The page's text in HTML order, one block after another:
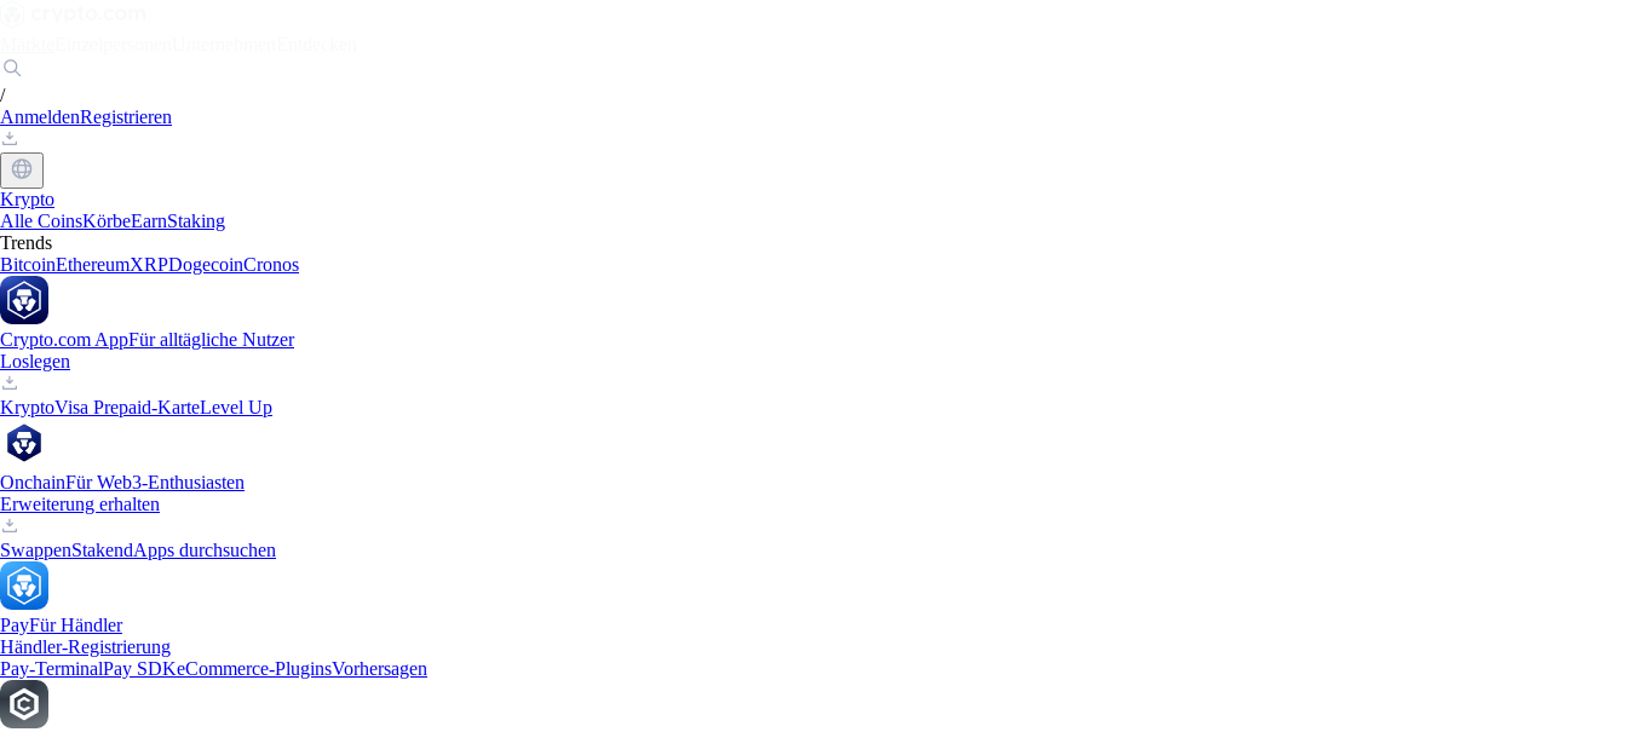
/
AnmeldenRegistrieren
Krypto
Alle CoinsKörbeEarnStaking
Trends
BitcoinEthereumXRPDogecoinCronos
Crypto.com AppFür alltägliche Nutzer
Loslegen
KryptoVisa Prepaid-KarteLevel Up
OnchainFür Web3-Enthusiasten
Erweiterung erhalten
SwappenStakendApps durchsuchen
PayFür Händler
Händler-Registrierung
Pay-TerminalPay SDKeCommerce-PluginsVorhersagen